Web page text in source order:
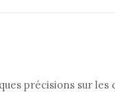
précisions sur les